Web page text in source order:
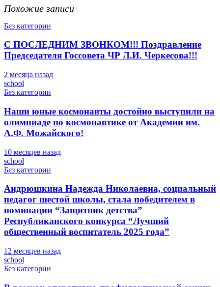
Похожие записи
Без категории
С ПОСЛЕДНИМ ЗВОНКОМ!!! Поздравление
Председателя Госсовета ЧР Л.И. Черкесова!!!
2 месяца назад
school
Без категории
Наши юные космонавты достойно выступили на
олимпиаде по космонавтике от Академии им.
А.Ф. Можайского!
10 месяцев назад
school
Без категории
Андрюшкина Надежда Николаевна, социальный
педагог шестой школы, стала победителем в
номинации “Защитник детства”
Республиканского конкурса “Лучший
общественный воспитатель 2025 года”
12 месяцев назад
school
Без категории